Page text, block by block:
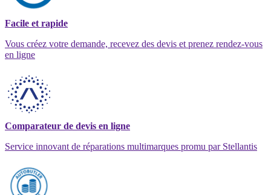
Facile et rapide
Vous créez votre demande, recevez des devis et prenez rendez-vous
en ligne
Comparateur de devis en ligne
Service innovant de réparations multimarques promu par Stellantis